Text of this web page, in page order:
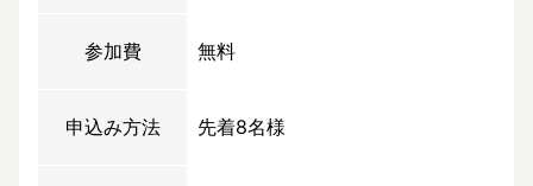
参加費 無料
申込み方法 先着8名様